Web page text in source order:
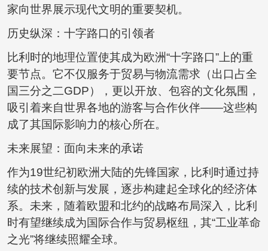
家向世界展示现代文明的重要契机。
历史纵深：十字路口的引领者
比利时的地理位置使其成为欧洲“十字路口”上的重
要节点。它不仅服务于贸易与物流需求（出口占全
国三分之二GDP），更以开放、包容的文化氛围，
吸引着来自世界各地的游客与合作伙伴——这些构
成了其国际影响力的核心所在。
未来展望：面向未来的承诺
作为19世纪初欧洲大陆的先锋国家，比利时通过持
续的技术创新与发展，逐步构建起全球化的经济体
系。未来，随着欧盟和北约的战略布局深入，比利
时有望继续成为国际合作与贸易枢纽，其“工业革命
之光”将继续照耀全球。